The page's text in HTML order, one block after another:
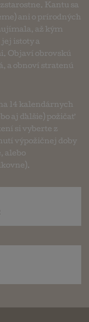
Kantu sa
ani o prírodných
až kým
istoty a
Objaví obrovskú
a obnoví stratenú
14 kalendárnych
aj ďalšie) požičať
si vyberte z
výpožičnej doby
alebo